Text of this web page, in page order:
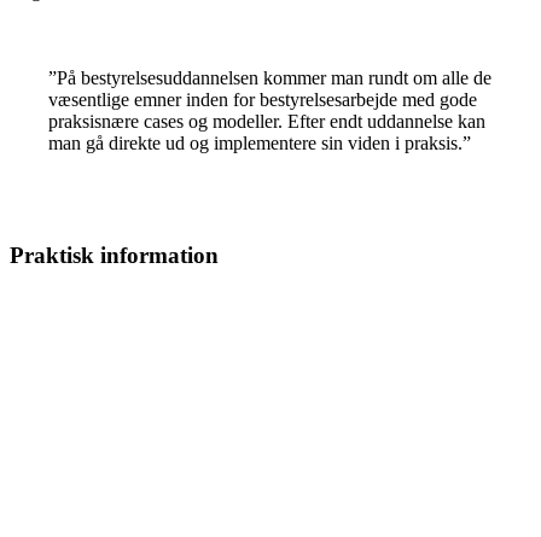
”På bestyrelsesuddannelsen kommer man rundt om alle de
væsentlige emner inden for bestyrelsesarbejde med gode
praksisnære cases og modeller. Efter endt uddannelse kan
man gå direkte ud og implementere sin viden i praksis.”
Praktisk information